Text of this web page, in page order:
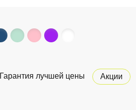
Гарантия лучшей цены Акции